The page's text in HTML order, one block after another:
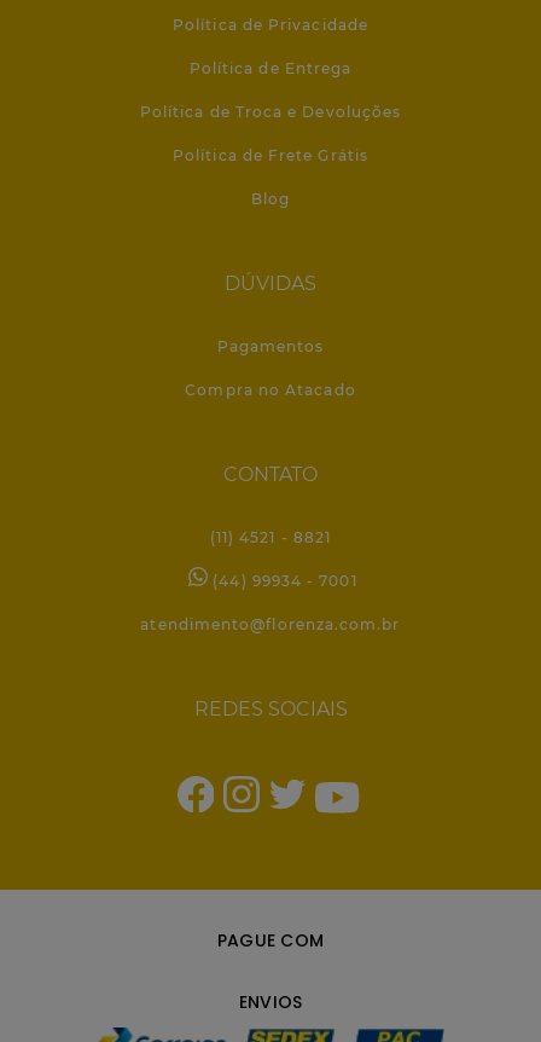
Política de Privacidade
Política de Entrega
Política de Troca e Devoluções
Política de Frete Grátis
Blog
DÚVIDAS
Pagamentos
Compra no Atacado
CONTATO
(11) 4521 - 8821
(44) 99934 - 7001
atendimento@florenza.com.br
REDES SOCIAIS
PAGUE COM
ENVIOS